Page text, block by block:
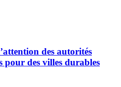
des autorités
pour des villes durables